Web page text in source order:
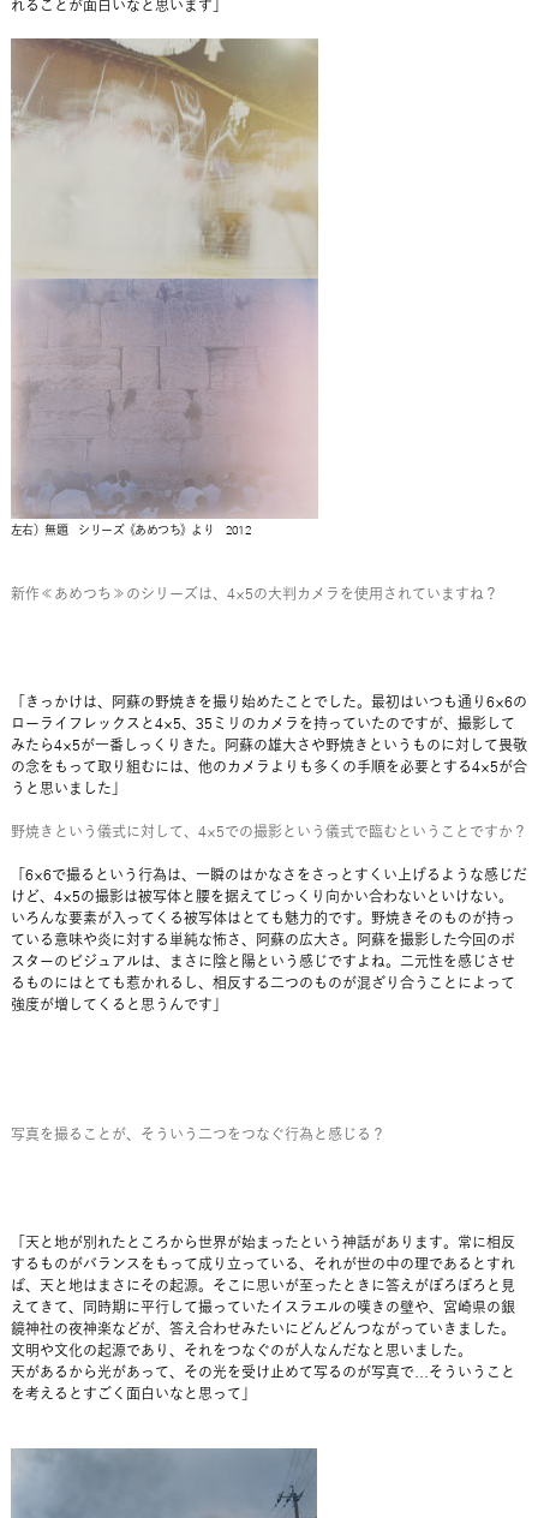
れることが面白いなと思います」
左右）無題 シリーズ《あめつち》より 2012
新作≪あめつち≫のシリーズは、4×5の大判カメラを使用されていますね？
「きっかけは、阿蘇の野焼きを撮り始めたことでした。最初はいつも通り6×6の
ローライフレックスと4×5、35ミリのカメラを持っていたのですが、撮影して
みたら4×5が一番しっくりきた。阿蘇の雄大さや野焼きというものに対して畏敬
の念をもって取り組むには、他のカメラよりも多くの手順を必要とする4×5が合
うと思いました」
野焼きという儀式に対して、4×5での撮影という儀式で臨むということですか？
「6×6で撮るという行為は、一瞬のはかなさをさっとすくい上げるような感じだ
けど、4×5の撮影は被写体と腰を据えてじっくり向かい合わないといけない。
いろんな要素が入ってくる被写体はとても魅力的です。野焼きそのものが持っ
ている意味や炎に対する単純な怖さ、阿蘇の広大さ。阿蘇を撮影した今回のポ
スターのビジュアルは、まさに陰と陽という感じですよね。二元性を感じさせ
るものにはとても惹かれるし、相反する二つのものが混ざり合うことによって
強度が増してくると思うんです」
写真を撮ることが、そういう二つをつなぐ行為と感じる？
「天と地が別れたところから世界が始まったという神話があります。常に相反
するものがバランスをもって成り立っている、それが世の中の理であるとすれ
ば、天と地はまさにその起源。そこに思いが至ったときに答えがぼろぼろと見
えてきて、同時期に平行して撮っていたイスラエルの嘆きの壁や、宮崎県の銀
鏡神社の夜神楽などが、答え合わせみたいにどんどんつながっていきました。
文明や文化の起源であり、それをつなぐのが人なんだなと思いました。
天があるから光があって、その光を受け止めて写るのが写真で…そういうこと
を考えるとすごく面白いなと思って」